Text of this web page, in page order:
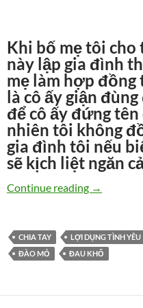
Khi bố mẹ tôi cho
này lập gia đình
mẹ làm hợp đồng
là cô ấy giận
để cô ấy đứng
nhiên tôi không
gia đình tôi nếu
sẽ kịch liệt ngăn
Continue reading Quá ngán
→
CHIA TAY LỢI DỤNG TÌNH YÊU
ĐÀO MỎ
ĐAU KHỔ